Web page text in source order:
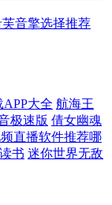
音擎选择推荐
大全 航海王
极速版 倩女幽魂
直播软件推荐哪
书 迷你世界无敌